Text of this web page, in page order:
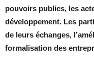
pouvoirs publics, les
développement. Les
de leurs échanges,
formalisation des